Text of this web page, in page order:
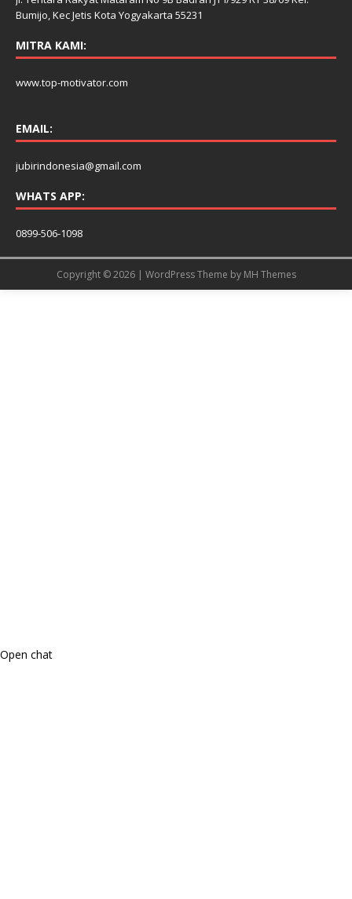
Bumijo, Kec Jetis Kota Yogyakarta 55231
MITRA KAMI:
www.top-motivator.com
EMAIL:
jubirindonesia@gmail.com
WHATS APP:
0899-506-1098
Copyright © 2026 | WordPress Theme by MH Themes
Open chat